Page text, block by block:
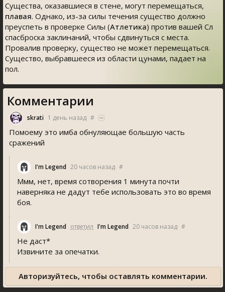
Существа, оказавшиеся в стене, могут перемещаться,
плавая. Однако, из-за силы течения существо должно
преуспеть в проверке Силы (Атлетика) против вашей Сл
спасброска заклинаний, чтобы сдвинуться с места.
Провалив проверку, существо не может перемещаться.
Существо, выбравшееся из области цунами, падает на
пол.
Комментарии
skrati 1 день назад #
Помоему это имба обнуляющае большую часть
сражений
I'm Legend 20 часов назад #
Ммм, нет, время сотворения 1 минута почти
наверняка не дадут тебе использовать это во время
боя.
I'm Legend ответил I'm Legend 20 часов назад #
Не даст*
Извините за опечатки.
Авторизуйтесь, чтобы оставлять комментарии.